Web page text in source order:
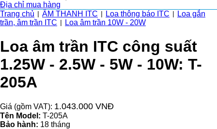
Địa chỉ mua hàng
Trang chủ
ÂM THANH ITC Loa thông báo ITC
Loa gắn
trần, âm trần ITC
Loa âm trần 10W - 20W
Loa âm trần ITC công suất
1.25W - 2.5W - 5W - 10W: T-
205A
Giá (gồm VAT): 1.043.000 VNĐ
Tên Model: T-205A
Bảo hành: 18 tháng